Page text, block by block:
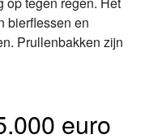
bierflessen en
Prullenbakken zijn
euro